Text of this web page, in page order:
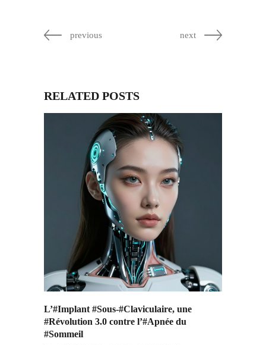
previous next
RELATED POSTS
L’#Implant #Sous-#Claviculaire, une
#Révolution 3.0 contre l’#Apnée du
#Sommeil